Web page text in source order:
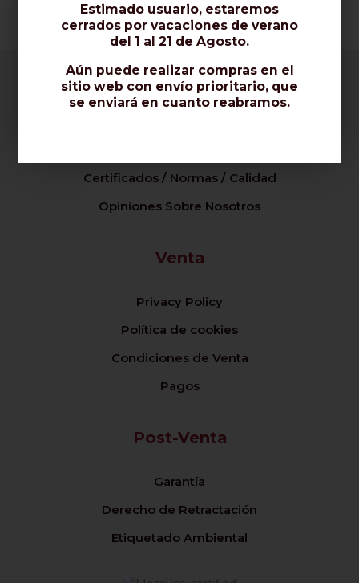
Empresa
Certificados / Normas / Calidad
Opiniones Sobre Nosotros
Venta
Privacy Policy
Política de cookies
Condiciones de Venta
Pagos
Post-Venta
Garantía
Derecho de Retractación
Etiquetado Ambiental
Estimado usuario, estaremos
cerrados por vacaciones de verano
del 1 al 21 de Agosto.
Aún puede realizar compras en el
sitio web con envío prioritario, que
se enviará en cuanto reabramos.